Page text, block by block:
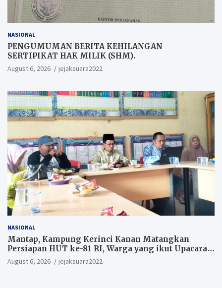
NASIONAL
PENGUMUMAN BERITA KEHILANGAN
SERTIPIKAT HAK MILIK (SHM).
August 6, 2026 jejaksuara2022
NASIONAL
Mantap, Kampung Kerinci Kanan Matangkan
Persiapan HUT ke-81 RI, Warga yang ikut Upacara
Berkesempatan Raih Hadiah
August 6, 2026 jejaksuara2022